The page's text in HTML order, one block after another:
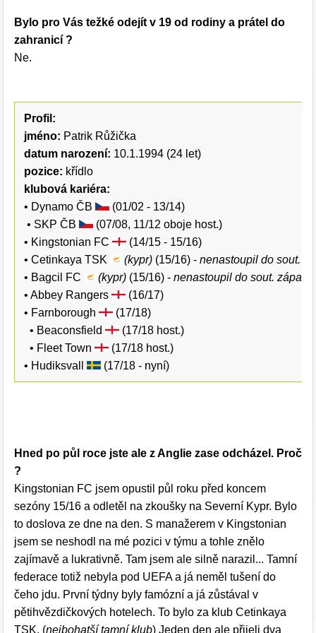
Bylo pro Vás težké odejít v 19 od rodiny a prátel do
zahranicí ?
Ne.
Profil:
jméno: Patrik Růžička
datum narození: 10.1.1994 (24 let)
pozice: křídlo
klubová kariéra:
• Dynamo ČB
(01/02 - 13/14)
• SKP ČB
(07/08, 11/12 oboje host.)
• Kingstonian FC
(14/15 - 15/16)
• Cetinkaya TSK
(kypr) (15/16) - nenastoupil do sout.
• Bagcil FC
(kypr) (15/16) - nenastoupil do sout. zápasu
• Abbey Rangers
(16/17)
• Farnborough
(17/18)
• Beaconsfield
(17/18 host.)
• Fleet Town
(17/18 host.)
• Hudiksvall
(17/18 - nyní)
Hned po půl roce jste ale z Anglie zase odcházel. Proč
?
Kingstonian FC jsem opustil půl roku před koncem
sezóny 15/16 a odletěl na zkoušky na Severní Kypr. Bylo
to doslova ze dne na den. S manažerem v Kingstonian
jsem se neshodl na mé pozici v týmu a tohle znělo
zajímavě a lukrativně. Tam jsem ale silně narazil... Tamní
federace totiž nebyla pod UEFA a já neměl tušení do
čeho jdu. První týdny byly famózní a já zůstával v
pětihvězdičkových hotelech. To bylo za klub Cetinkaya
TSK. (nejbohatší tamní klub) Jeden den ale přijeli dva